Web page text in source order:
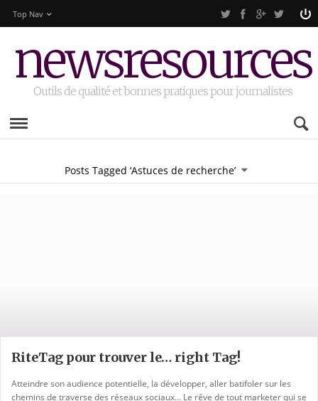
Top Nav
newsresources
Outils de qualité et bonnes pratiques pour journalistes
Posts Tagged ‘Astuces de recherche’
RiteTag pour trouver le… right Tag!
Atteindre son audience potentielle, la développer, aller batifoler sur les
chemins de traverse des réseaux sociaux… Le rêve de tout marketer qui se